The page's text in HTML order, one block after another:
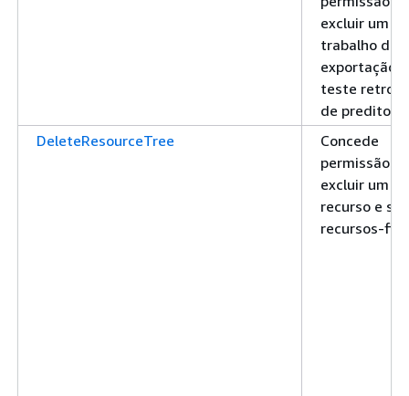
excluir um
trabalho de
exportação
teste
de preditor
DeleteResourceTree
Concede
permissão
excluir um
recurso e
recursos-